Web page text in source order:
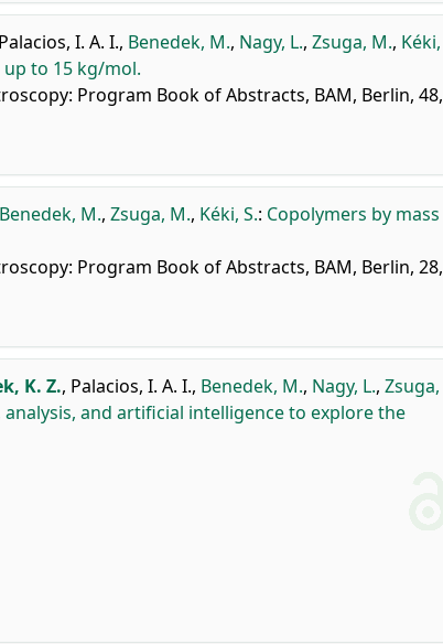
Palacios, I. A. I., Benedek, M., Nagy, L., Zsuga, M., Kéki,
up to 15 kg/mol.
Program Book of Abstracts, BAM, Berlin, 48,
Benedek, M., Zsuga, M., Kéki, S.: Copolymers by mass
Program Book of Abstracts, BAM, Berlin, 28,
K. Z., Palacios, I. A. I., Benedek, M., Nagy, L., Zsuga,
and artificial intelligence to explore the